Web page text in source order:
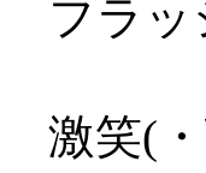
フラ
激笑(